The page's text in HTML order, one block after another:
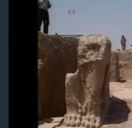
ຂ່າວ​ຈີນ
ເອເຊຍ
ອິດສະຫຼະພາບດ້ານການຂ່າ
ຊີວິດຊາວລາວ
No media